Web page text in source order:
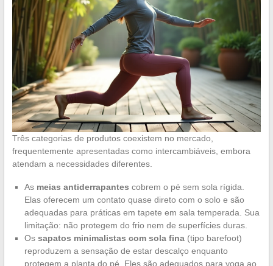
Três categorias de produtos coexistem no mercado,
frequentemente apresentadas como intercambiáveis, embora
atendam a necessidades diferentes.
As meias antiderrapantes cobrem o pé sem sola rígida.
Elas oferecem um contato quase direto com o solo e são
adequadas para práticas em tapete em sala temperada. Sua
limitação: não protegem do frio nem de superfícies duras.
Os sapatos minimalistas com sola fina(tipo barefoot)
reproduzem a sensação de estar descalço enquanto
protegem a planta do pé. Eles são adequados para yoga ao